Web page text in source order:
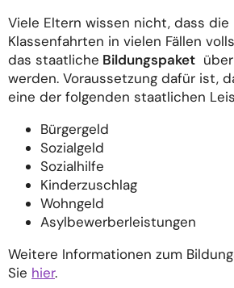
Viele Eltern wissen nicht, dass die
Klassenfahrten in vielen Fällen
das staatliche Bildungspaket
werden. Voraussetzung dafür ist,
eine der folgenden staatlichen
Bürgergeld
Sozialgeld
Sozialhilfe
Kinderzuschlag
Wohngeld
Asylbewerberleistungen
Weitere Informationen zum
Sie hier.